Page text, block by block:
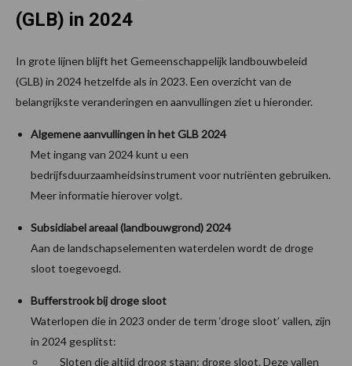
(GLB) in 2024
In grote lijnen blijft het Gemeenschappelijk landbouwbeleid
(GLB) in 2024 hetzelfde als in 2023. Een overzicht van de
belangrijkste veranderingen en aanvullingen ziet u hieronder.
Algemene aanvullingen in het GLB 2024
Met ingang van 2024 kunt u een
bedrijfsduurzaamheidsinstrument voor nutriënten gebruiken.
Meer informatie hierover volgt.
Subsidiabel areaal (landbouwgrond) 2024
Aan de landschapselementen waterdelen wordt de droge
sloot toegevoegd.
Bufferstrook bij droge sloot
Waterlopen die in 2023 onder de term ‘droge sloot’ vallen, zijn
in 2024 gesplitst:
Sloten die altijd droog staan: droge sloot. Deze vallen